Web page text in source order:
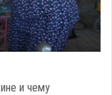
и чему